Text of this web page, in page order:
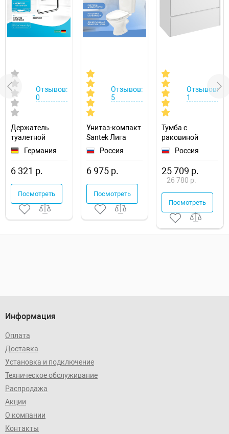
Отзывов:
0
Держатель
туалетной
бумаги
Hansgrohe
AddStoris
41772000 с
полкой
Германия
6 321 р.
Посмотреть
Отзывов:
5
Унитаз-компакт
Santek Лига
1.WH30.2.197
Россия
6 975 р.
Посмотреть
Отзывов:
1
Тумба с
раковиной
Aquaton Сканди
1A2519K0SD010
подвесная
Россия
25 709 р.
26 780 р.
Посмотреть
Информация
Оплата
Доставка
Установка и подключение
Техническое обслуживание
Распродажа
Акции
О компании
Контакты